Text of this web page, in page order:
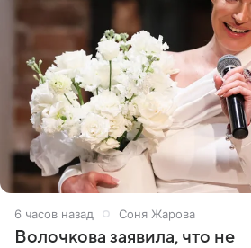
6 часов назад Соня Жарова
Волочкова заявила, что не